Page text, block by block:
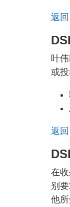
返
叶
或
返
在
别
他